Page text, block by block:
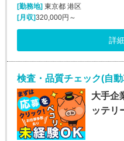
[勤務地]東京都 港区
[月収]320,000円～
詳
大手企
ッテ